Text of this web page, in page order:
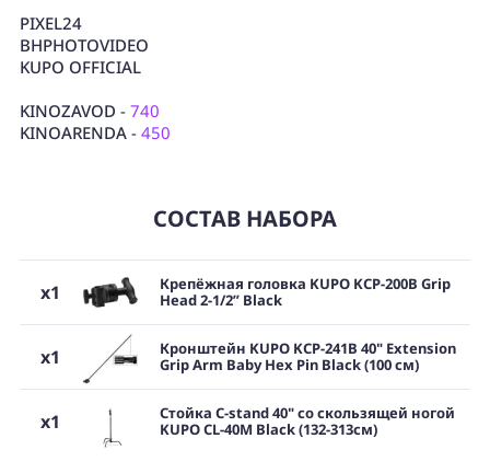
PIXEL24
BHPHOTOVIDEO
KUPO OFFICIAL
KINOZAVOD - 740
KINOARENDA - 450
СОСТАВ НАБОРА
x1
Крепёжная головка KUPO KCP-200B Grip
Head 2-1/2” Black
x1
Кронштейн KUPO KCP-241B 40" Extension
Grip Arm Baby Hex Pin Black (100 см)
x1
Стойка C-stand 40" со скользящей ногой
KUPO CL-40M Black (132-313см)